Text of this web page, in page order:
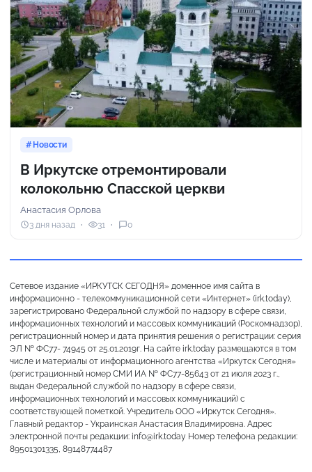
Новости
В Иркутске отремонтировали
колокольню Спасской церкви
Анастасия Орлова
3 дня назад 31 0
Сетевое издание «ИРКУТСК СЕГОДНЯ» доменное имя сайта в
информационно - телекоммуникационной сети «Интернет» (irk.today),
зарегистрировано Федеральной службой по надзору в сфере связи,
информационных технологий и массовых коммуникаций (Роскомнадзор),
регистрационный номер и дата принятия решения о регистрации: серия
ЭЛ № ФС77- 74945 от 25.01.2019г. На сайте irk.today размещаются в том
числе и материалы от информационного агентства «Иркутск Сегодня»
(регистрационный номер СМИ ИА № ФС77-85643 от 21 июля 2023 г.,
выдан Федеральной службой по надзору в сфере связи,
информационных технологий и массовых коммуникаций) с
соответствующей пометкой. Учредитель ООО «Иркутск Сегодня».
Главный редактор - Украинская Анастасия Владимировна. Адрес
электронной почты редакции: info@irk.today Номер телефона редакции:
89501301335, 89148774487